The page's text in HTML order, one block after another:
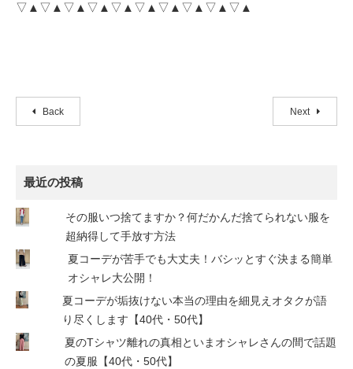
▽▲▽▲▽▲▽▲▽▲▽▲▽▲▽▲▽▲▽▲
Back Next
最近の投稿
その服いつ捨てますか？何だかんだ捨てられない服を
超納得して手放す方法
夏コーデが苦手でも大丈夫！バシッとすぐ決まる簡単
オシャレ大公開！
夏コーデが垢抜けない本当の理由を細見えオタクが語
り尽くします【40代・50代】
夏のTシャツ離れの真相といまオシャレさんの間で話題
の夏服【40代・50代】